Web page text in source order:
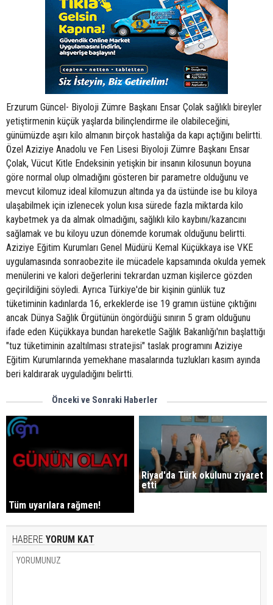
Erzurum Güncel- Biyoloji Zümre Başkanı Ensar Çolak sağlıklı bireyler
yetiştirmenin küçük yaşlarda bilinçlendirme ile olabileceğini,
günümüzde aşırı kilo almanın birçok hastalığa da kapı açtığını belirtti.
Özel Aziziye Anadolu ve Fen Lisesi Biyoloji Zümre Başkanı Ensar
Çolak, Vücut Kitle Endeksinin yetişkin bir insanın kilosunun boyuna
göre normal olup olmadığını gösteren bir parametre olduğunu ve
mevcut kilomuz ideal kilomuzun altında ya da üstünde ise bu kiloya
ulaşabilmek için izlenecek yolun kısa sürede fazla miktarda kilo
kaybetmek ya da almak olmadığını, sağlıklı kilo kaybını/kazancını
sağlamak ve bu kiloyu uzun dönemde korumak olduğunu belirtti.
Aziziye Eğitim Kurumları Genel Müdürü Kemal Küçükkaya ise VKE
uygulamasında sonraobezite ile mücadele kapsamında okulda yemek
menülerini ve kalori değerlerini tekrardan uzman kişilerce gözden
geçirildiğini söyledi. Ayrıca Türkiye'de bir kişinin günlük tuz
tüketiminin kadınlarda 16, erkeklerde ise 19 gramın üstüne çıktığını
ancak Dünya Sağlık Örgütünün öngördüğü sınırın 5 gram olduğunu
ifade eden Küçükkaya bundan hareketle Sağlık Bakanlığı'nın başlattığı
"tuz tüketiminin azaltılması stratejisi" taslak programını Aziziye
Eğitim Kurumlarında yemekhane masalarında tuzlukları kasım ayında
beri kaldırarak uyguladığını belirtti.
Önceki ve Sonraki Haberler
Tüm uyarılara rağmen!
Riyad'da Türk okulunu ziyaret
etti
HABERE YORUM KAT